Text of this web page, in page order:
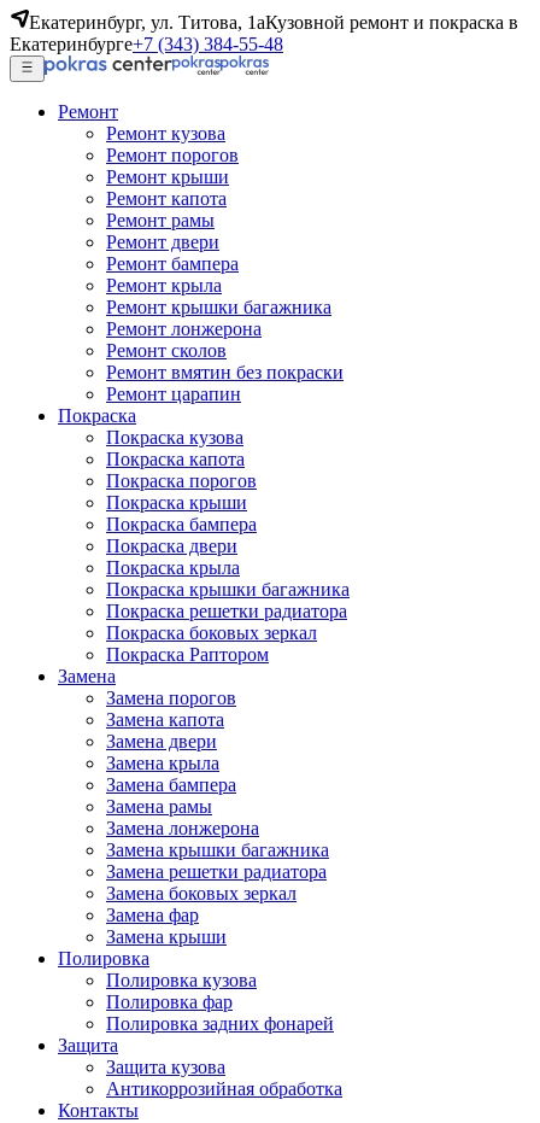
Екатеринбург, ул. Титова, 1аКузовной ремонт и покраска в
Екатеринбурге+7 (343) 384-55-48
Ремонт
Ремонт кузова
Ремонт порогов
Ремонт крыши
Ремонт капота
Ремонт рамы
Ремонт двери
Ремонт бампера
Ремонт крыла
Ремонт крышки багажника
Ремонт лонжерона
Ремонт сколов
Ремонт вмятин без покраски
Ремонт царапин
Покраска
Покраска кузова
Покраска капота
Покраска порогов
Покраска крыши
Покраска бампера
Покраска двери
Покраска крыла
Покраска крышки багажника
Покраска решетки радиатора
Покраска боковых зеркал
Покраска Раптором
Замена
Замена порогов
Замена капота
Замена двери
Замена крыла
Замена бампера
Замена рамы
Замена лонжерона
Замена крышки багажника
Замена решетки радиатора
Замена боковых зеркал
Замена фар
Замена крыши
Полировка
Полировка кузова
Полировка фар
Полировка задних фонарей
Защита
Защита кузова
Антикоррозийная обработка
Контакты